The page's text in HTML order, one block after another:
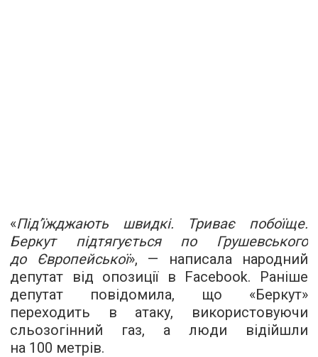
«Під’їжджають швидкі. Триває побоїще.
Беркут підтягується по Грушевського
до Європейської», — написала народний
депутат від опозиції в Facebook. Раніше
депутат повідомила, що «Беркут»
переходить в атаку, використовуючи
сльозогінний газ, а люди відійшли
на 100 метрів.